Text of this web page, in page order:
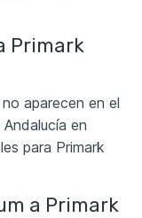
Primark
aparecen en el
en
para Primark
a Primark